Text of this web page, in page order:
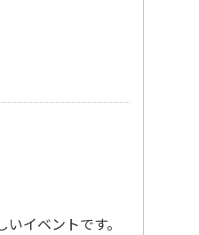
イベントです。